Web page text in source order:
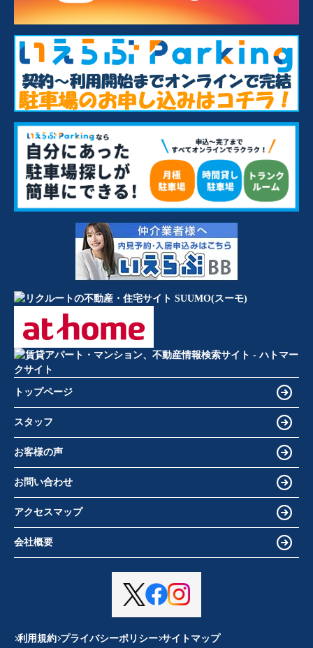
トップページ
スタッフ
お客様の声
お問い合わせ
アクセスマップ
会社概要
利用規約 プライバシーポリシー サイトマップ